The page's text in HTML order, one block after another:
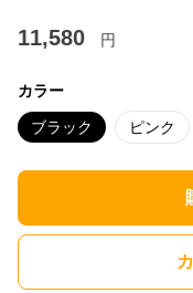
11,580 円
カラー
ブラック ピンク